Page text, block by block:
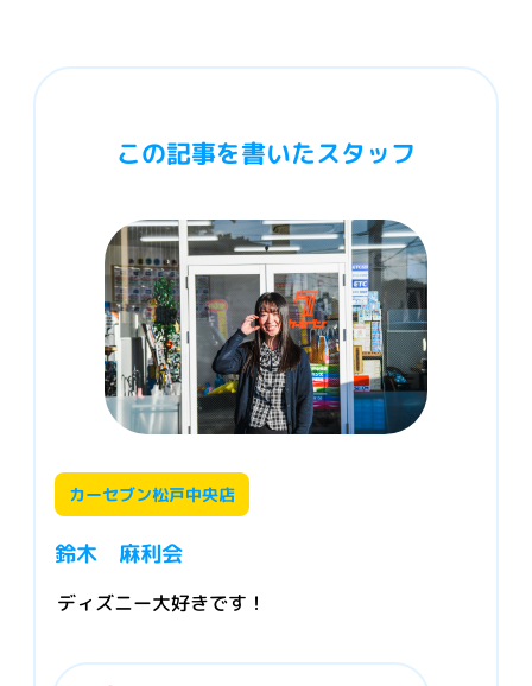
この記事を書いたスタッフ
カーセブン松戸中央店
鈴木 麻利会
ディズニー大好きです！